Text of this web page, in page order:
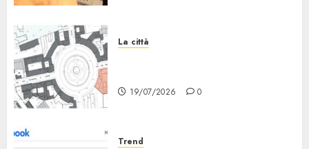
La città
19/07/2026 0
Trend